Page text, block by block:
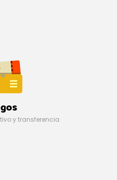
y transferencia